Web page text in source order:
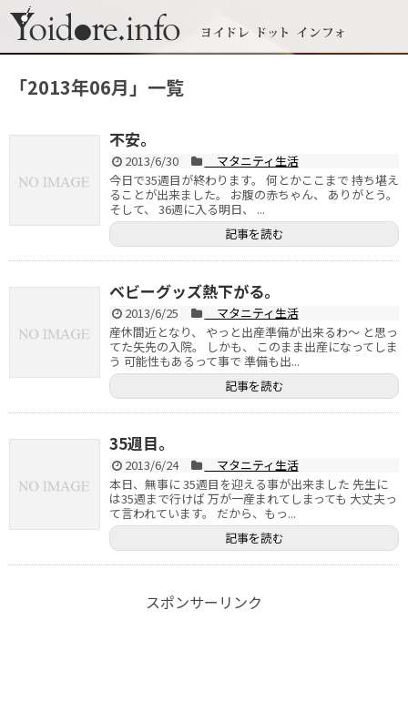
「2013年06月」 一覧
不安。
2013/6/30
マタニティ生活
今日で35週目が終わります。 何とかここまで 持ち堪え
ることが出来ました。 お腹の赤ちゃん、 ありがとう。
そして、 36週に入る明日、 ...
記事を読む
ベビーグッズ熱下がる。
2013/6/25
マタニティ生活
産休間近となり、 やっと出産準備が出来るわ～ と思っ
てた矢先の入院。 しかも、 このまま出産になってしま
う 可能性もあるって事で 準備も出...
記事を読む
35週目。
2013/6/24
マタニティ生活
本日、無事に 35週目を迎える事が出来ました 先生に
は35週まで行けば 万が一産まれてしまっても 大丈夫っ
て言われています。 だから、もっ...
記事を読む
スポンサーリンク